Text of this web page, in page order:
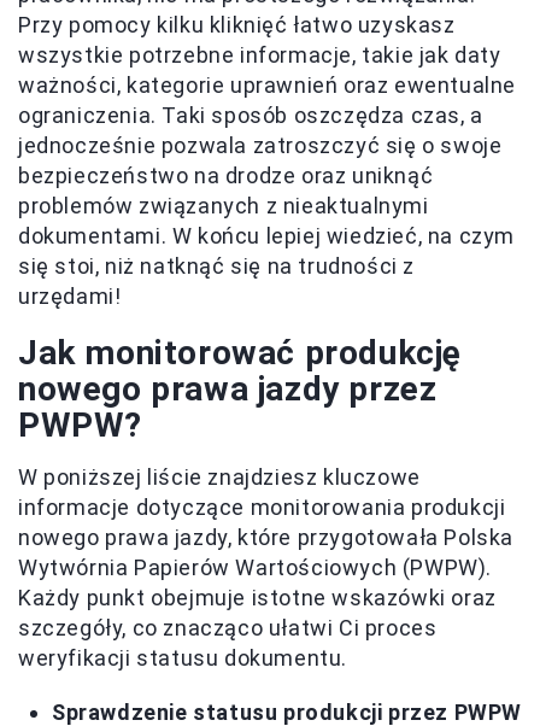
Przy pomocy kilku kliknięć łatwo uzyskasz
wszystkie potrzebne informacje, takie jak daty
ważności, kategorie uprawnień oraz ewentualne
ograniczenia. Taki sposób oszczędza czas, a
jednocześnie pozwala zatroszczyć się o swoje
bezpieczeństwo na drodze oraz uniknąć
problemów związanych z nieaktualnymi
dokumentami. W końcu lepiej wiedzieć, na czym
się stoi, niż natknąć się na trudności z
urzędami!
Jak monitorować produkcję
nowego prawa jazdy przez
PWPW?
W poniższej liście znajdziesz kluczowe
informacje dotyczące monitorowania produkcji
nowego prawa jazdy, które przygotowała Polska
Wytwórnia Papierów Wartościowych (PWPW).
Każdy punkt obejmuje istotne wskazówki oraz
szczegóły, co znacząco ułatwi Ci proces
weryfikacji statusu dokumentu.
Sprawdzenie statusu produkcji przez PWPW